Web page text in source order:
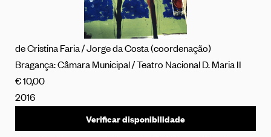
de Cristina Faria / Jorge da Costa (coordenação)
Bragança: Câmara Municipal / Teatro Nacional D. Maria II
€ 10,00
2016
Verificar disponibilidade